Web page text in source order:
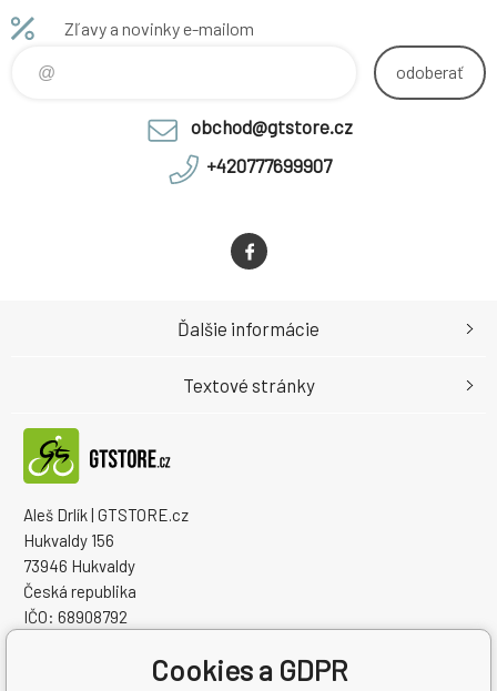
Zľavy a novinky e-mailom
odoberať
obchod@gtstore.cz
+420777699907
Aleš Drlík | GTSTORE.cz
Hukvaldy 156
73946 Hukvaldy
Česká republika
IČO: 68908792
Ďalšie informácie
Textové stránky
Cookies a GDPR